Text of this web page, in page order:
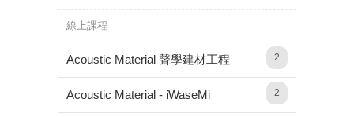
線上課程
Acoustic Material 聲學建材工程 2
Acoustic Material - iWaseMi 2